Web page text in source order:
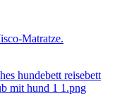
Matratze.